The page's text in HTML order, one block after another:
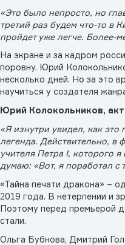
«Это было непросто, но
третий раз будем что-то в
пройдет уже легче. Более-
На экране и за кадром
поровну. Юрий
несколько дней. Но за это
научиться у создателя
Юрий Колокольников,
«Я изнутри увидел, как
легенда. Действительно, в
учителя Петра I, которого
думаю: «Вот, я поработал
«Тайна печати дракона» –
2019 года. В нетерпении и
Поэтому перед премьерой
стали.
Ольга Бубнова, Дмитрий